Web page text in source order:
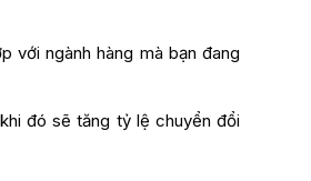
với ngành hàng mà bạn đang
đó sẽ tăng tỷ lệ chuyển đổi